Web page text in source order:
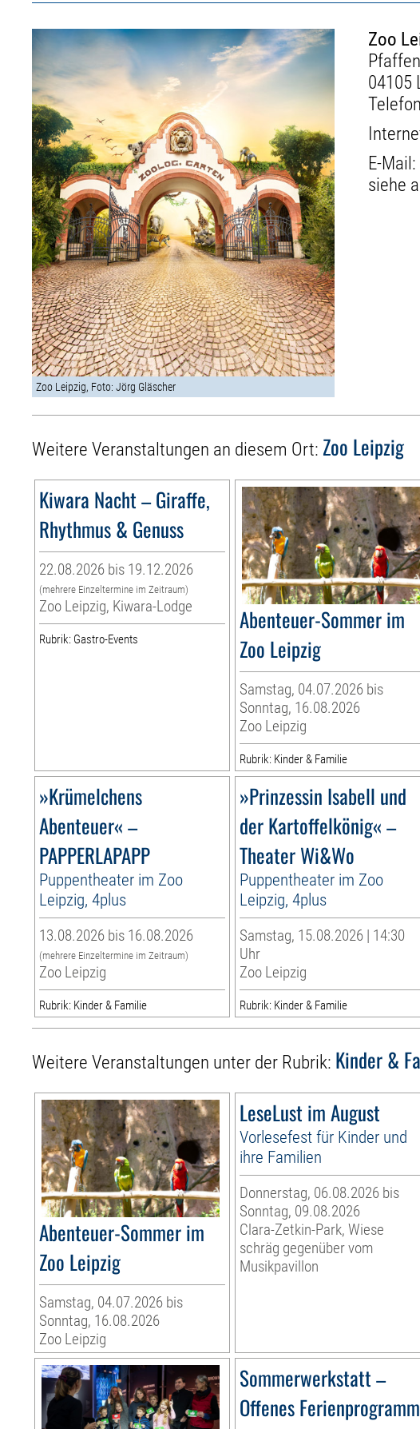
Zoo Leipzig, Foto: Jörg Gläscher
Zoo
04105
E-Mail:
siehe
Weitere Veranstaltungen an diesem Ort: Zoo Leipzig
Kiwara Nacht – Giraffe,
Rhythmus & Genuss
22.08.2026 bis 19.12.2026
(mehrere Einzeltermine im Zeitraum)
Zoo Leipzig, Kiwara-Lodge
Rubrik: Gastro-Events
Abenteuer-Sommer im
Zoo Leipzig
Samstag, 04.07.2026 bis
Sonntag, 16.08.2026
Zoo Leipzig
Rubrik: Kinder & Familie
»Krümelchens
Abenteuer« –
PAPPERLAPAPP
Puppentheater im Zoo
Leipzig, 4plus
13.08.2026 bis 16.08.2026
(mehrere Einzeltermine im Zeitraum)
Zoo Leipzig
Rubrik: Kinder & Familie
»Prinzessin Isabell und
der Kartoffelkönig« –
Theater Wi&Wo
Puppentheater im Zoo
Leipzig, 4plus
Samstag, 15.08.2026 | 14:30
Uhr
Zoo Leipzig
Rubrik: Kinder & Familie
Weitere Veranstaltungen unter der Rubrik: Kinder &
Abenteuer-Sommer im
Zoo Leipzig
Samstag, 04.07.2026 bis
Sonntag, 16.08.2026
Zoo Leipzig
LeseLust im August
Vorlesefest für Kinder und
ihre Familien
Donnerstag, 06.08.2026 bis
Sonntag, 09.08.2026
Clara-Zetkin-Park, Wiese
schräg gegenüber vom
Musikpavillon
Sommerwerkstatt –
Offenes Ferienprogramm